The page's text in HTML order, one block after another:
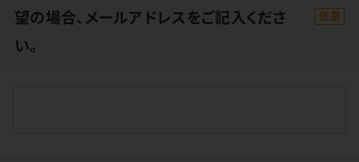
望の場合、メールアドレスをご記入くださ
い。
任意